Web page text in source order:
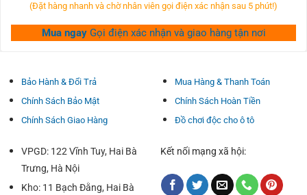
Tháo gạt mưa cũ ra bằng cách mở rước trên nên gạt.
Lắp chổi gạt nước mới trong theo phía mũi thương
hiệu bên trên gạt nước.
(Đặt hàng nhanh và chờ nhân viên gọi điện xác nhận sau 5 phút!)
Mua ngay Gọi điện xác nhận và giao hàng tận nơi
Bảo Hành & Đổi Trả
Chính Sách Bảo Mật
Chính Sách Giao Hàng
Mua Hàng & Thanh Toán
Chính Sách Hoàn Tiền
Đồ chơi độc cho ô tô
VPGD: 122 Vĩnh Tuy, Hai Bà
Trưng, Hà Nội
Kho: 11 Bạch Đằng, Hai Bà
Kết nối mạng xã hội: